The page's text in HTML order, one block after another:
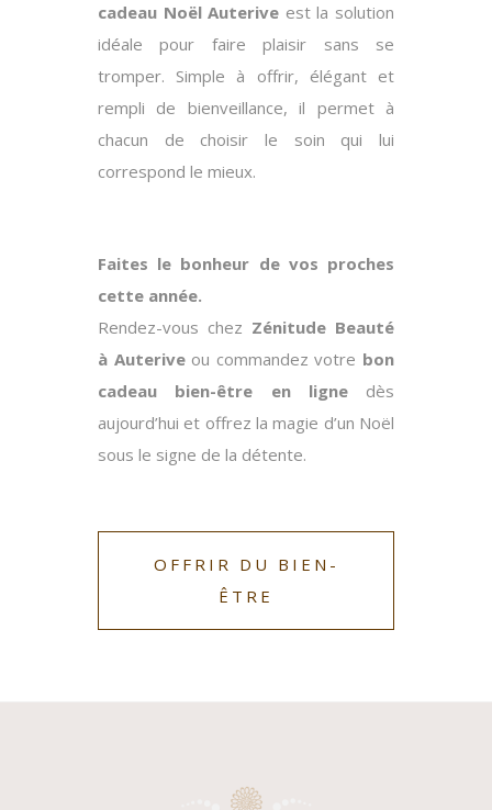
cadeau Noël Auterive est la solution
idéale pour faire plaisir sans se
tromper. Simple à offrir, élégant et
rempli de bienveillance, il permet à
chacun de choisir le soin qui lui
correspond le mieux.
Faites le bonheur de vos proches
cette année.
Rendez-vous chez Zénitude Beauté
à Auteriveou commandez votre bon
cadeau bien-être en lignedès
aujourd’hui et offrez la magie d’un Noël
sous le signe de la détente.
OFFRIR DU BIEN-
ÊTRE